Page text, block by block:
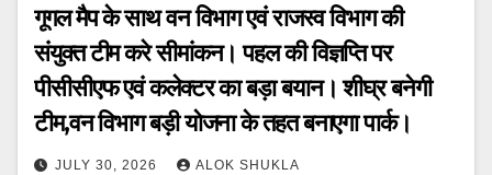
गूगल मैप के साथ वन विभाग एवं राजस्व विभाग की
संयुक्त टीम करे सीमांकन। पहल की विज्ञप्ति पर
पीसीसीएफ एवं कलेक्टर का बड़ा बयान। शीघ्र बनेगी
टीम,वन विभाग बड़ी योजना के तहत बनाएगा पार्क।
JULY 30, 2026 ALOK SHUKLA